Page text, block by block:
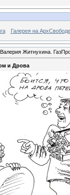
Галерея на АрхСвободе
Житнухина.
и Дрова